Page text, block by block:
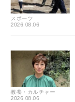
スポーツ
2026.08.06
教養・カルチャー
2026.08.06